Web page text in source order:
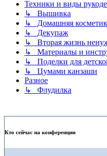
Техники и виды
↳ Вышивка
↳ Домашняя
↳ Декупаж
↳ Вторая жизнь
↳ Материалы и
↳ Поделки для
↳ Цумами канзаши
Разное
↳ Флудилка
Кто сейчас на конференции